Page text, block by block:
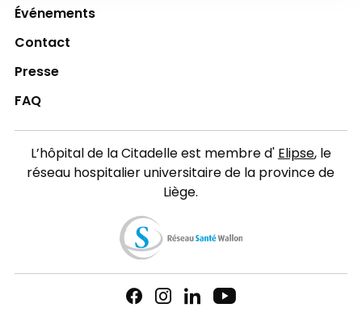
Événements
Contact
Presse
FAQ
L’hôpital de la Citadelle est membre d'Elipse, le
réseau hospitalier universitaire de la province de
Liège.